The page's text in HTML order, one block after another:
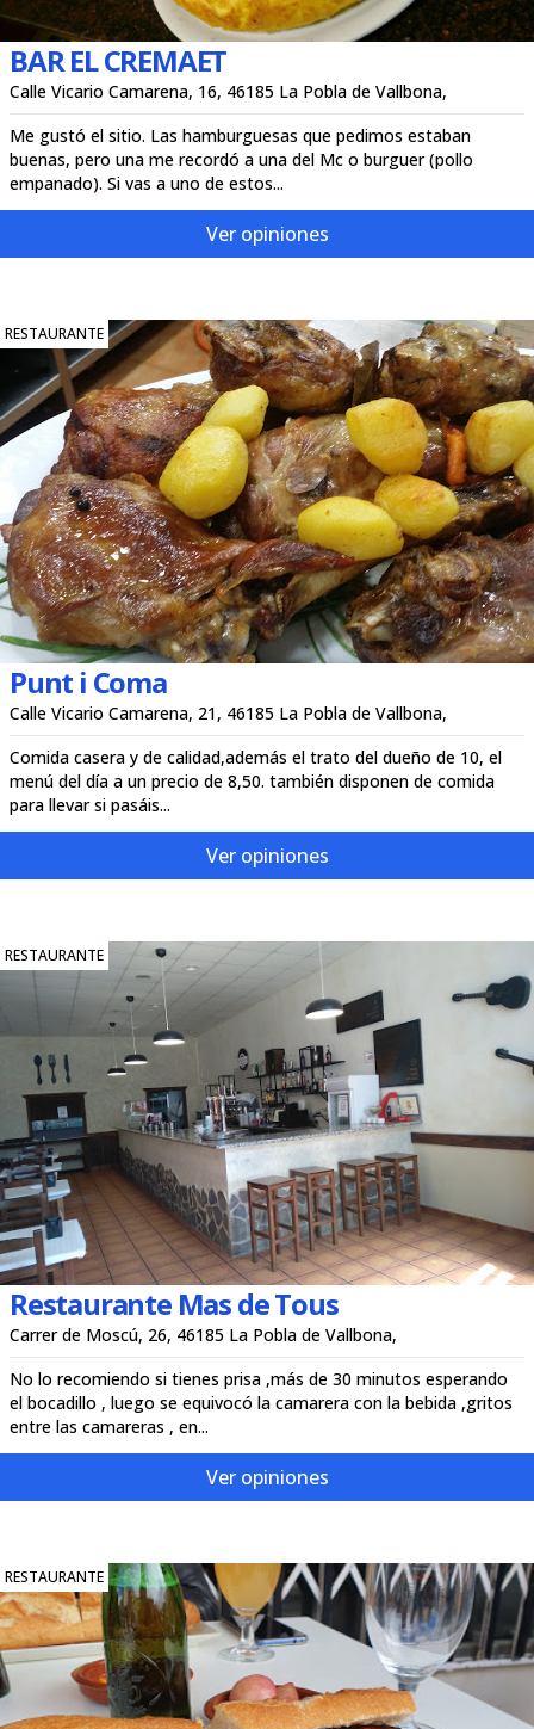
BAR EL CREMAET
Calle Vicario Camarena, 16, 46185 La Pobla de Vallbona,
Me gustó el sitio. Las hamburguesas que pedimos estaban
buenas, pero una me recordó a una del Mc o burguer (pollo
empanado). Si vas a uno de estos...
Ver opiniones
RESTAURANTE
Punt i Coma
Calle Vicario Camarena, 21, 46185 La Pobla de Vallbona,
Comida casera y de calidad,además el trato del dueño de 10, el
menú del día a un precio de 8,50. también disponen de comida
para llevar si pasáis...
Ver opiniones
RESTAURANTE
Restaurante Mas de Tous
Carrer de Moscú, 26, 46185 La Pobla de Vallbona,
No lo recomiendo si tienes prisa ,más de 30 minutos esperando
el bocadillo , luego se equivocó la camarera con la bebida ,gritos
entre las camareras , en...
Ver opiniones
RESTAURANTE